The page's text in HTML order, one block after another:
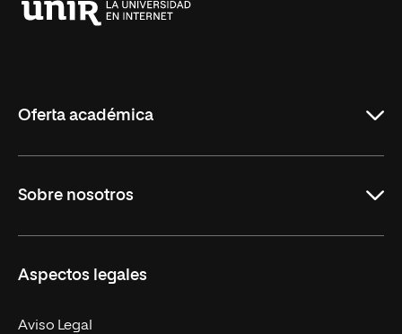
Oferta académica
Másteres Oficiales
Másteres Propios
Doctorados
Experto Universitario
Sobre nosotros
Facultades
Nuestro Equipo
Aspectos legales
Aviso Legal